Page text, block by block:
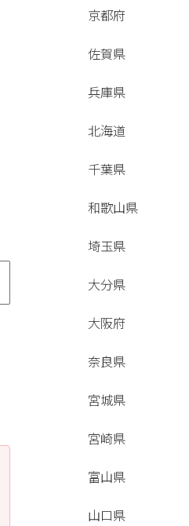
京都府
佐賀県
兵庫県
北海道
千葉県
和歌山県
埼玉県
大分県
大阪府
奈良県
宮城県
宮崎県
富山県
山口県